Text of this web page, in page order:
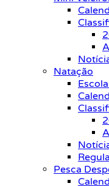
Natação
Pesca